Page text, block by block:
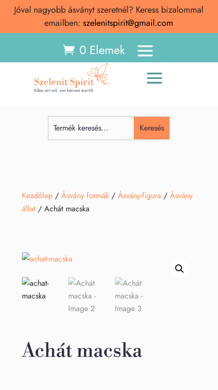
Jóval nagyobb ásványt szeretnél? Keress bizalommal
emailben: szelenitspirit@gmail.com
0 Elemek
Kezdőlap/ Ásvány formák/ Ásvány-figura / Ásvány
állat/ Achát macska
Achát macska